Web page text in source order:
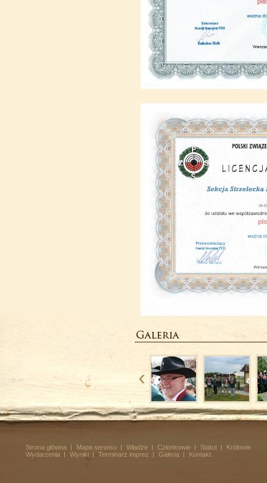
Strona główna Mapa serwisu Władze Członkowie Statut
Królowie
Wydarzenia
Wyniki Terminarz imprez Galeria Kontakt